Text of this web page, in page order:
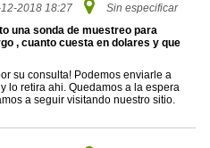
2018 18:27
Sin especificar
una sonda de muestreo para
, cuanto cuesta en dolares y que
su consulta! Podemos enviarle a
lo retira ahi. Quedamos a la espera
a seguir visitando nuestro sitio.